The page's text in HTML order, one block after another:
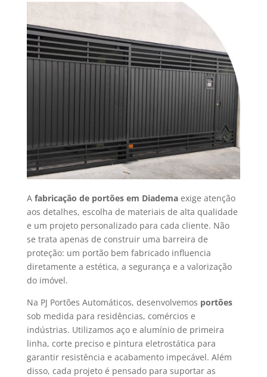
A fabricação de portões em Diademaexige atenção
aos detalhes, escolha de materiais de alta qualidade
e um projeto personalizado para cada cliente. Não
se trata apenas de construir uma barreira de
proteção: um portão bem fabricado influencia
diretamente a estética, a segurança e a valorização
do imóvel.
Na PJ Portões Automáticos, desenvolvemos portões
sob medida para residências, comércios e
indústrias. Utilizamos aço e alumínio de primeira
linha, corte preciso e pintura eletrostática para
garantir resistência e acabamento impecável. Além
disso, cada projeto é pensado para suportar as